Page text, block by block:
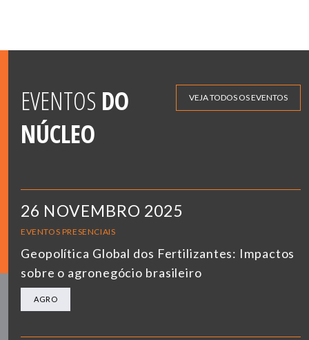
EVENTOS DO
NÚCLEO
VEJA TODOS OS EVENTOS
26 NOVEMBRO 2025
EVENTOS PRESENCIAIS
Geopolítica Global dos Fertilizantes: Impactos
sobre o agronegócio brasileiro
AGRO